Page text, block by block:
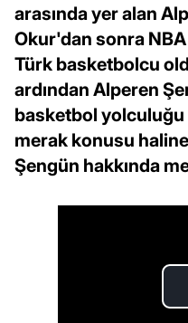
arasında yer alan
Okur'dan sonra
Türk basketbolcu
ardından Alperen
basketbol
merak konusu
Şengün hakkında